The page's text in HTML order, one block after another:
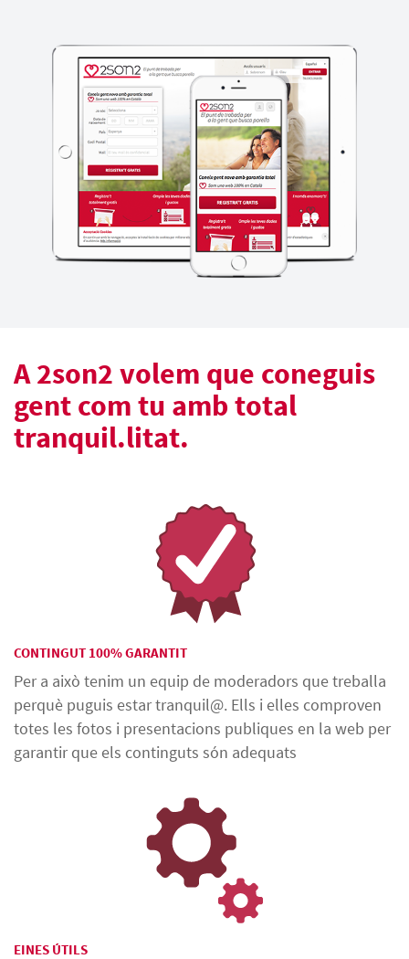
A 2son2 volem que coneguis
gent com tu amb total
tranquil.litat.
CONTINGUT 100% GARANTIT
Per a això tenim un equip de moderadors que treballa
perquè puguis estar tranquil@. Ells i elles comproven
totes les fotos i presentacions publiques en la web per
garantir que els continguts són adequats
EINES ÚTILS